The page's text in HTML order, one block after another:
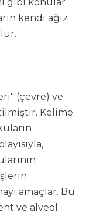
kendi ağız
(çevre) ve
Kelime
amaçlar. Bu
ve alveol